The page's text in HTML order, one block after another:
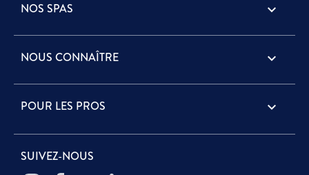
NOS SPAS 
NOUS CONNAÎTRE 
POUR LES PROS 
SUIVEZ-NOUS